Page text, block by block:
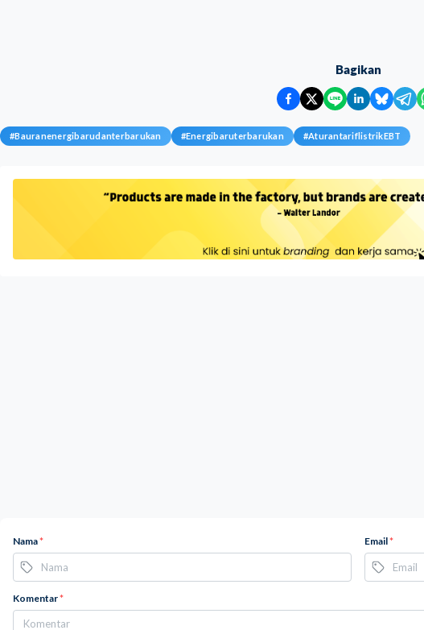
Bagikan
#Bauranenergibarudanterbarukan #Energibaruterbarukan #AturantariflistrikEBT
Nama* Email*
Komentar*